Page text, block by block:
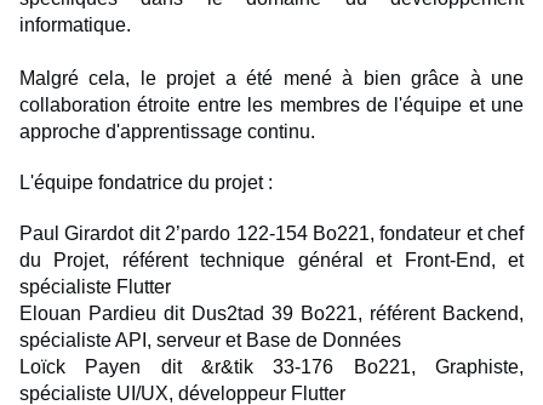
informatique.
Malgré cela, le projet a été mené à bien grâce à une
collaboration étroite entre les membres de l'équipe et une
approche d'apprentissage continu.
L'équipe fondatrice du projet :
Paul Girardot dit 2’pardo 122-154 Bo221, fondateur et chef
du Projet, référent technique général et Front-End, et
spécialiste Flutter
Elouan Pardieu dit Dus2tad 39 Bo221, référent Backend,
spécialiste API, serveur et Base de Données
Loïck Payen dit &r&tik 33-176 Bo221, Graphiste,
spécialiste UI/UX, développeur Flutter